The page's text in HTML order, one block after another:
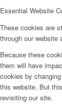
Essential Website
These cookies are
through our website
Because these
them will have
cookies by
this website. But
revisiting our site.